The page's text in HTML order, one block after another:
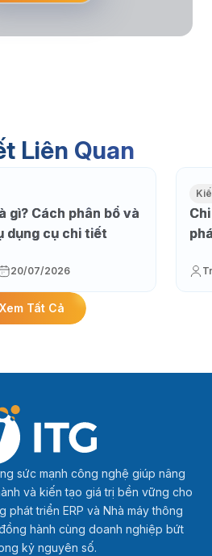
Liên Quan
gì? Cách phân bổ và
dụng cụ chi tiết
20/07/2026
Xem Tất Cả
sức mạnh công nghệ giúp nâng
và kiến tạo giá trị bền vững cho
triển ERP và Nhà máy thông
hành cùng doanh nghiệp bứt
kỷ nguyên số.